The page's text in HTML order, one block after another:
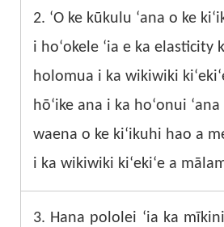
2. ʻO ke kūkulu ʻana o ke
i hoʻokele ʻia e ka elasticity
holomua i ka wikiwiki
hōʻike ana i ka hoʻonui
waena o ke kiʻikuhi hao a
i ka wikiwiki kiʻekiʻe a
3. Hana pololei ʻia ka